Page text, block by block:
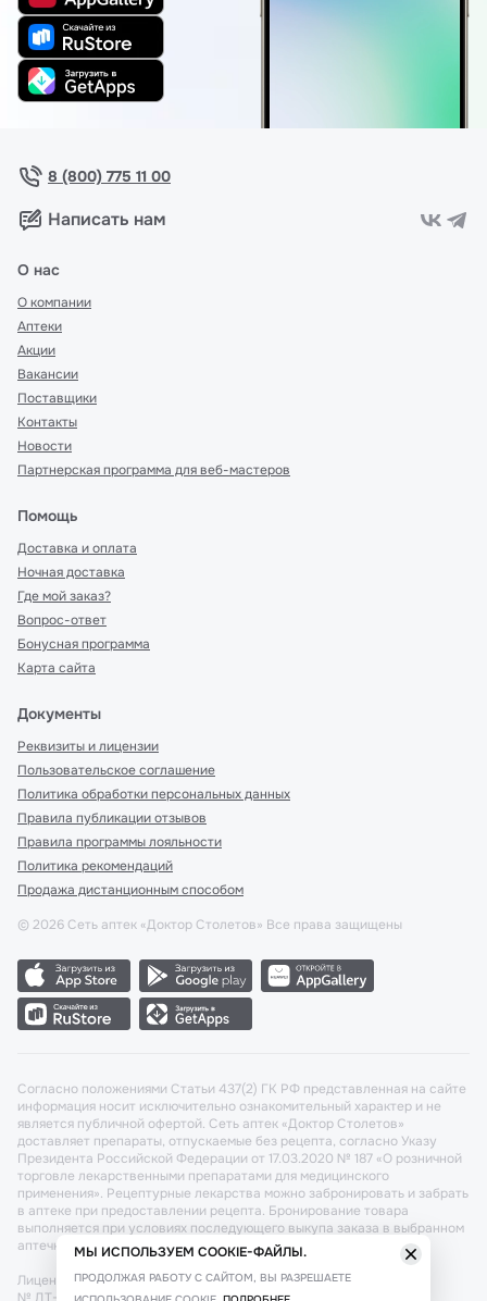
8 (800) 775 11 00
Написать нам
О нас
О компании
Аптеки
Акции
Вакансии
Поставщики
Контакты
Новости
Партнерская программа для веб-мастеров
Помощь
Доставка и оплата
Ночная доставка
Где мой заказ?
Вопрос-ответ
Бонусная программа
Карта сайта
Документы
Реквизиты и лицензии
Пользовательское соглашение
Политика обработки персональных данных
Правила публикации отзывов
Правила программы лояльности
Политика рекомендаций
Продажа дистанционным способом
© 2026 Сеть аптек «Доктор Столетов» Все права защищены
Согласно положениями Статьи 437(2) ГК РФ представленная на сайте
информация носит исключительно ознакомительный характер и не
является публичной офертой. Сеть аптек «Доктор Столетов»
доставляет препараты, отпускаемые без рецепта, согласно Указу
Президента Российской Федерации от 17.03.2020 № 187 «О розничной
торговле лекарственными препаратами для медицинского
применения». Рецептурные лекарства можно забронировать и забрать
в аптеке при предоставлении рецепта. Бронирование товара
выполняется при условиях последующего выкупа заказа в выбранном
аптечном пункте.
Лицензия №: ЛО-77-02-011340 от 22 декабря 2020г. Разрешение
МЫ ИСПОЛЬЗУЕМ COOKIE-ФАЙЛЫ.
ПРОДОЛЖАЯ РАБОТУ С САЙТОМ, ВЫ РАЗРЕШАЕТЕ